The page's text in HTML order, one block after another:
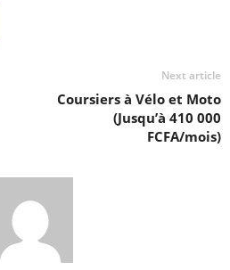
Next article
Coursiers à Vélo et Moto
(Jusqu’à 410 000
FCFA/mois)